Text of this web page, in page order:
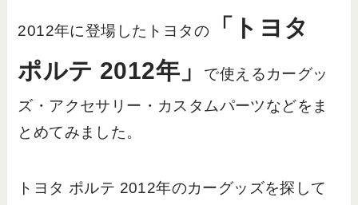
2012年に登場したトヨタの
「トヨタ
ポルテ 2012年」
で使えるカーグッ
ズ・アクセサリー・カスタムパーツなどをま
とめてみました。
トヨタ ポルテ 2012年のカーグッズを探して